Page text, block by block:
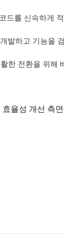
코드를 신속하게
개발하고 기능을
한 전환을 위해
효율성 개선 측